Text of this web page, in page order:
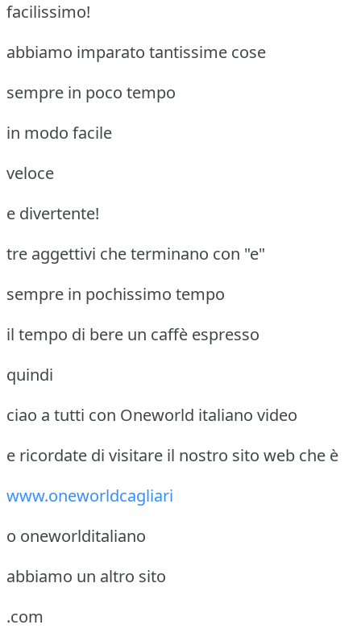
facilissimo!
abbiamo imparato tantissime cose
sempre in poco tempo
in modo facile
veloce
e divertente!
tre aggettivi che terminano con "e"
sempre in pochissimo tempo
il tempo di bere un caffè espresso
quindi
ciao a tutti con Oneworld italiano video
e ricordate di visitare il nostro sito web che è
www.oneworldcagliari
o oneworlditaliano
abbiamo un altro sito
.com